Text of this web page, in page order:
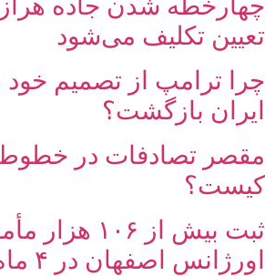
تعیین تکلیف می‌شود
چرا ترامپ از تصمیم خود
ایران بازگشت؟
مقصر تصادفات در
کیست؟
ثبت بیش از ۱۰۶
اورژانس اصفهان در ۴ ماه